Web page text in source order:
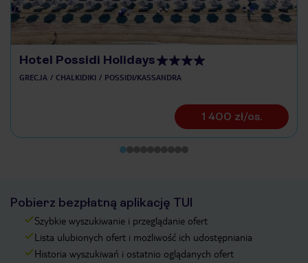
Hotel Possidi Holidays
GRECJA CHALKIDIKI POSSIDI/KASSANDRA
1 400 zł/os.
Pobierz bezpłatną aplikację TUI
Szybkie wyszukiwanie i przeglądanie ofert
Lista ulubionych ofert i możliwość ich udostępniania
Historia wyszukiwań i ostatnio oglądanych ofert